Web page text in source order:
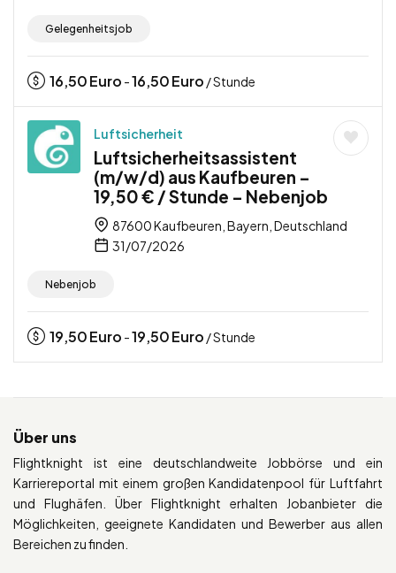
Gelegenheitsjob
16,50Euro -16,50Euro / Stunde
Luftsicherheit
Luftsicherheitsassistent
(m/w/d) aus Kaufbeuren –
19,50 € / Stunde – Nebenjob
87600 Kaufbeuren, Bayern, Deutschland
31/07/2026
Nebenjob
19,50Euro -19,50Euro / Stunde
Über uns
Flightknight ist eine deutschlandweite Jobbörse und ein
Karriereportal mit einem großen Kandidatenpool für Luftfahrt
und Flughäfen. Über Flightknight erhalten Jobanbieter die
Möglichkeiten, geeignete Kandidaten und Bewerber aus allen
Bereichen zu finden.